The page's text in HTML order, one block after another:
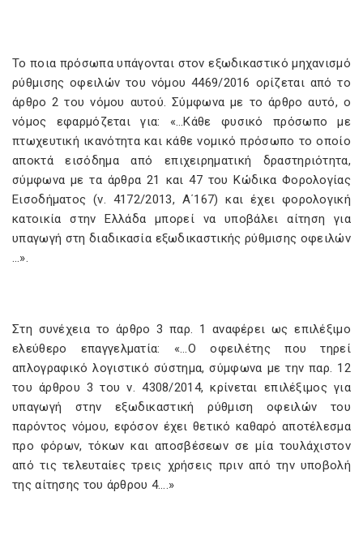
Το ποια πρόσωπα υπάγονται στον εξωδικαστικό μηχανισμό
ρύθμισης οφειλών του νόμου 4469/2016 ορίζεται από το
άρθρο 2 του νόμου αυτού. Σύμφωνα με το άρθρο αυτό, ο
νόμος εφαρμόζεται για: «…Κάθε φυσικό πρόσωπο με
πτωχευτική ικανότητα και κάθε νοµικό πρόσωπο το οποίο
αποκτά εισόδημα από επιχειρηματική δραστηριότητα,
σύµφωνα µε τα άρθρα 21 και 47 του Κώδικα Φορολογίας
Εισοδήματος (ν. 4172/2013, Α΄167) και έχει φορολογική
κατοικία στην Ελλάδα μπορεί να υποβάλει αίτηση για
υπαγωγή στη διαδικασία εξωδικαστικής ρύθμισης οφειλών
…».
Στη συνέχεια το άρθρο 3 παρ. 1 αναφέρει ως επιλέξιμο
ελεύθερο επαγγελματία: «…Ο οφειλέτης που τηρεί
απλογραφικό λογιστικό σύστηµα, σύµφωνα µε την παρ. 12
του άρθρου 3 του ν. 4308/2014, κρίνεται επιλέξιμος για
υπαγωγή στην εξωδικαστική ρύθμιση οφειλών του
παρόντος νόµου, εφόσον έχει θετικό καθαρό αποτέλεσμα
προ φόρων, τόκων και αποσβέσεων σε µία τουλάχιστον
από τις τελευταίες τρεις χρήσεις πριν από την υποβολή
της αίτησης του άρθρου 4….»